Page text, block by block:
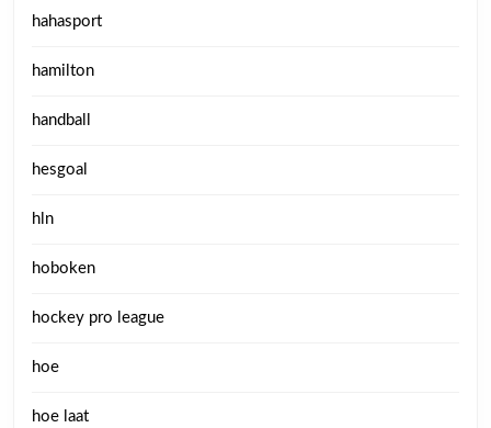
hahasport
hamilton
handball
hesgoal
hln
hoboken
hockey pro league
hoe
hoe laat